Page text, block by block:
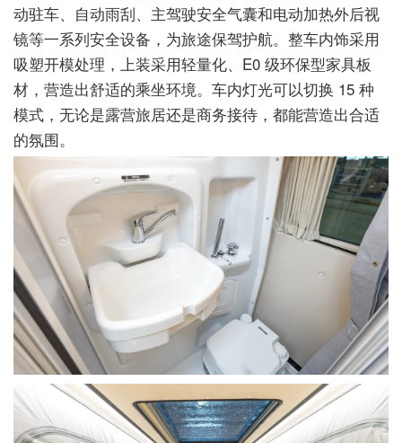
动驻车、自动雨刮、主驾驶安全气囊和电动加热外后视
镜等一系列安全设备，为旅途保驾护航。整车内饰采用
吸塑开模处理，上装采用轻量化、E0 级环保型家具板
材，营造出舒适的乘坐环境。车内灯光可以切换 15 种
模式，无论是露营旅居还是商务接待，都能营造出合适
的氛围。